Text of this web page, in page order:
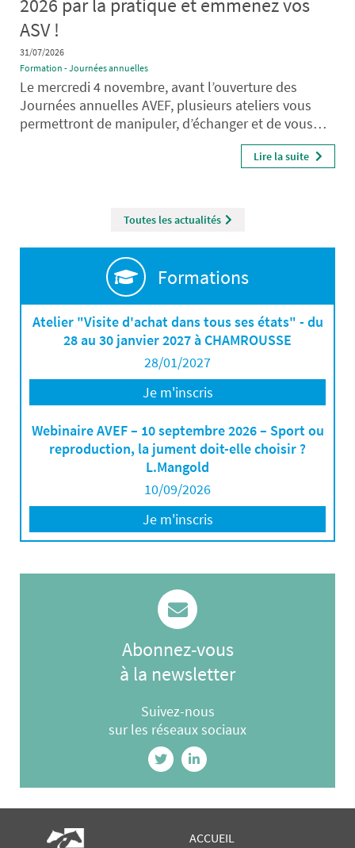
2026 par la pratique et emmenez vos
ASV !
31/07/2026
Formation - Journées annuelles
Le mercredi 4 novembre, avant l’ouverture des
Journées annuelles AVEF, plusieurs ateliers vous
permettront de manipuler, d’échanger et de vous…
Lire la suite
Toutes les actualités
Formations
Atelier "Visite d'achat dans tous ses états" - du
28 au 30 janvier 2027 à CHAMROUSSE
28/01/2027
Je m'inscris
Webinaire AVEF – 10 septembre 2026 – Sport ou
reproduction, la jument doit-elle choisir ?
L.Mangold
10/09/2026
Je m'inscris
Abonnez-vous
à la newsletter
Suivez-nous
sur les réseaux sociaux
ACCUEIL